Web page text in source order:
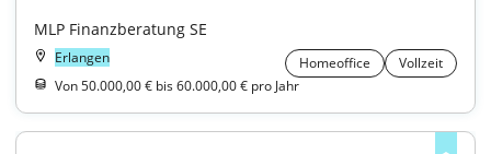
MLP Finanzberatung SE
Erlangen Homeoffice
Vollzeit
Von 50.000,00 € bis 60.000,00 € pro Jahr